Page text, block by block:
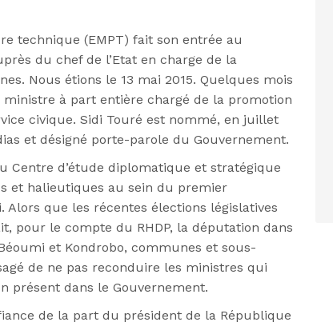
technique (EMPT) fait son entrée au
du chef de l’Etat en charge de la
Nous étions le 13 mai 2015. Quelques mois
ministre à part entière chargé de la promotion
civique. Sidi Touré est nommé, en juillet
et désigné porte-parole du Gouvernement.
Centre d’étude diplomatique et stratégique
et halieutiques au sein du premier
Alors que les récentes élections législatives
pour le compte du RHDP, la députation dans
et Kondrobo, communes et sous-
de ne pas reconduire les ministres qui
présent dans le Gouvernement.
de la part du président de la République